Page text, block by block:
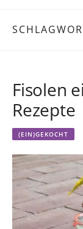
Fisolen
Rezepte
(EIN)GEKOCHT